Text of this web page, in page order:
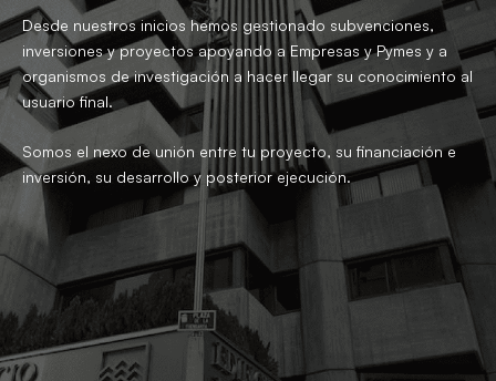
Desde nuestros inicios hemos gestionado subvenciones,
inversiones y proyectos apoyando a Empresas y Pymes y a
organismos de investigación a hacer llegar su conocimiento al
usuario final.
Somos el nexo de unión entre tu proyecto, su financiación e
inversión, su desarrollo y posterior ejecución.